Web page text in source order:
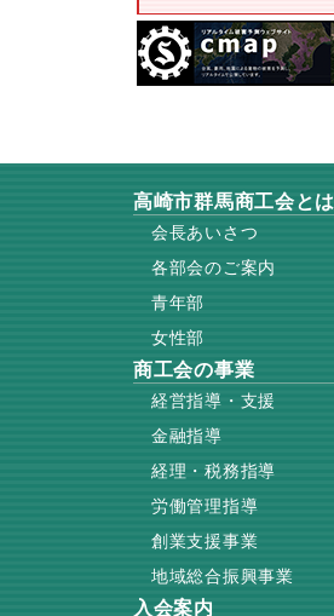
高崎市群馬商工会とは
会長あいさつ
各部会のご案内
青年部
女性部
商工会の事業
経営指導・支援
金融指導
経理・税務指導
労働管理指導
創業支援事業
地域総合振興事業
入会案内